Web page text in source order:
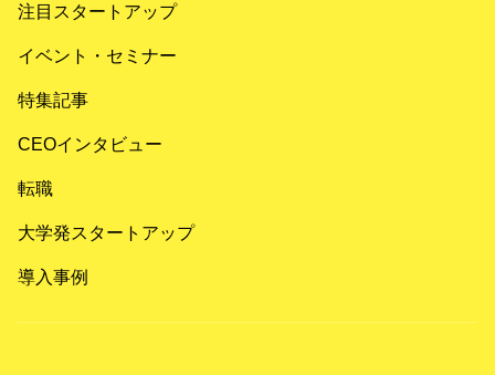
注目スタートアップ
イベント・セミナー
特集記事
CEOインタビュー
転職
大学発スタートアップ
導入事例